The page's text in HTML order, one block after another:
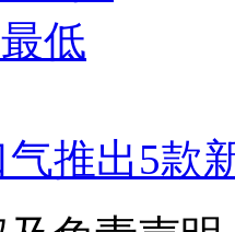
推出5款